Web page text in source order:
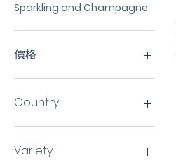
Sparkling and Champagne
價格
HK$170 HK$260
Country
Australia
Austria
Variety